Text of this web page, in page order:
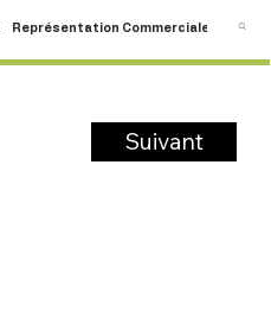
Représentation Commerciale SAV
Suivant